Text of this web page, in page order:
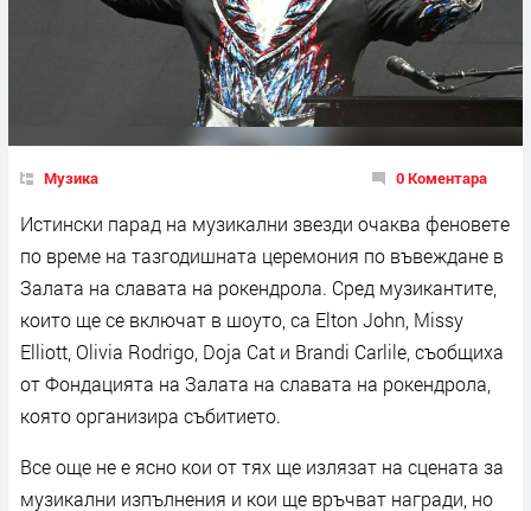
Музика 0 Коментара
Истински парад на музикални звезди очаква феновете
по време на тазгодишната церемония по въвеждане в
Залата на славата на рокендрола. Сред музикантите,
които ще се включат в шоуто, са Elton John, Missy
Elliott, Olivia Rodrigo, Doja Cat и Brandi Carlile, съобщиха
от Фондацията на Залата на славата на рокендрола,
която организира събитието.
Все още не е ясно кои от тях ще излязат на сцената за
музикални изпълнения и кои ще връчват награди, но